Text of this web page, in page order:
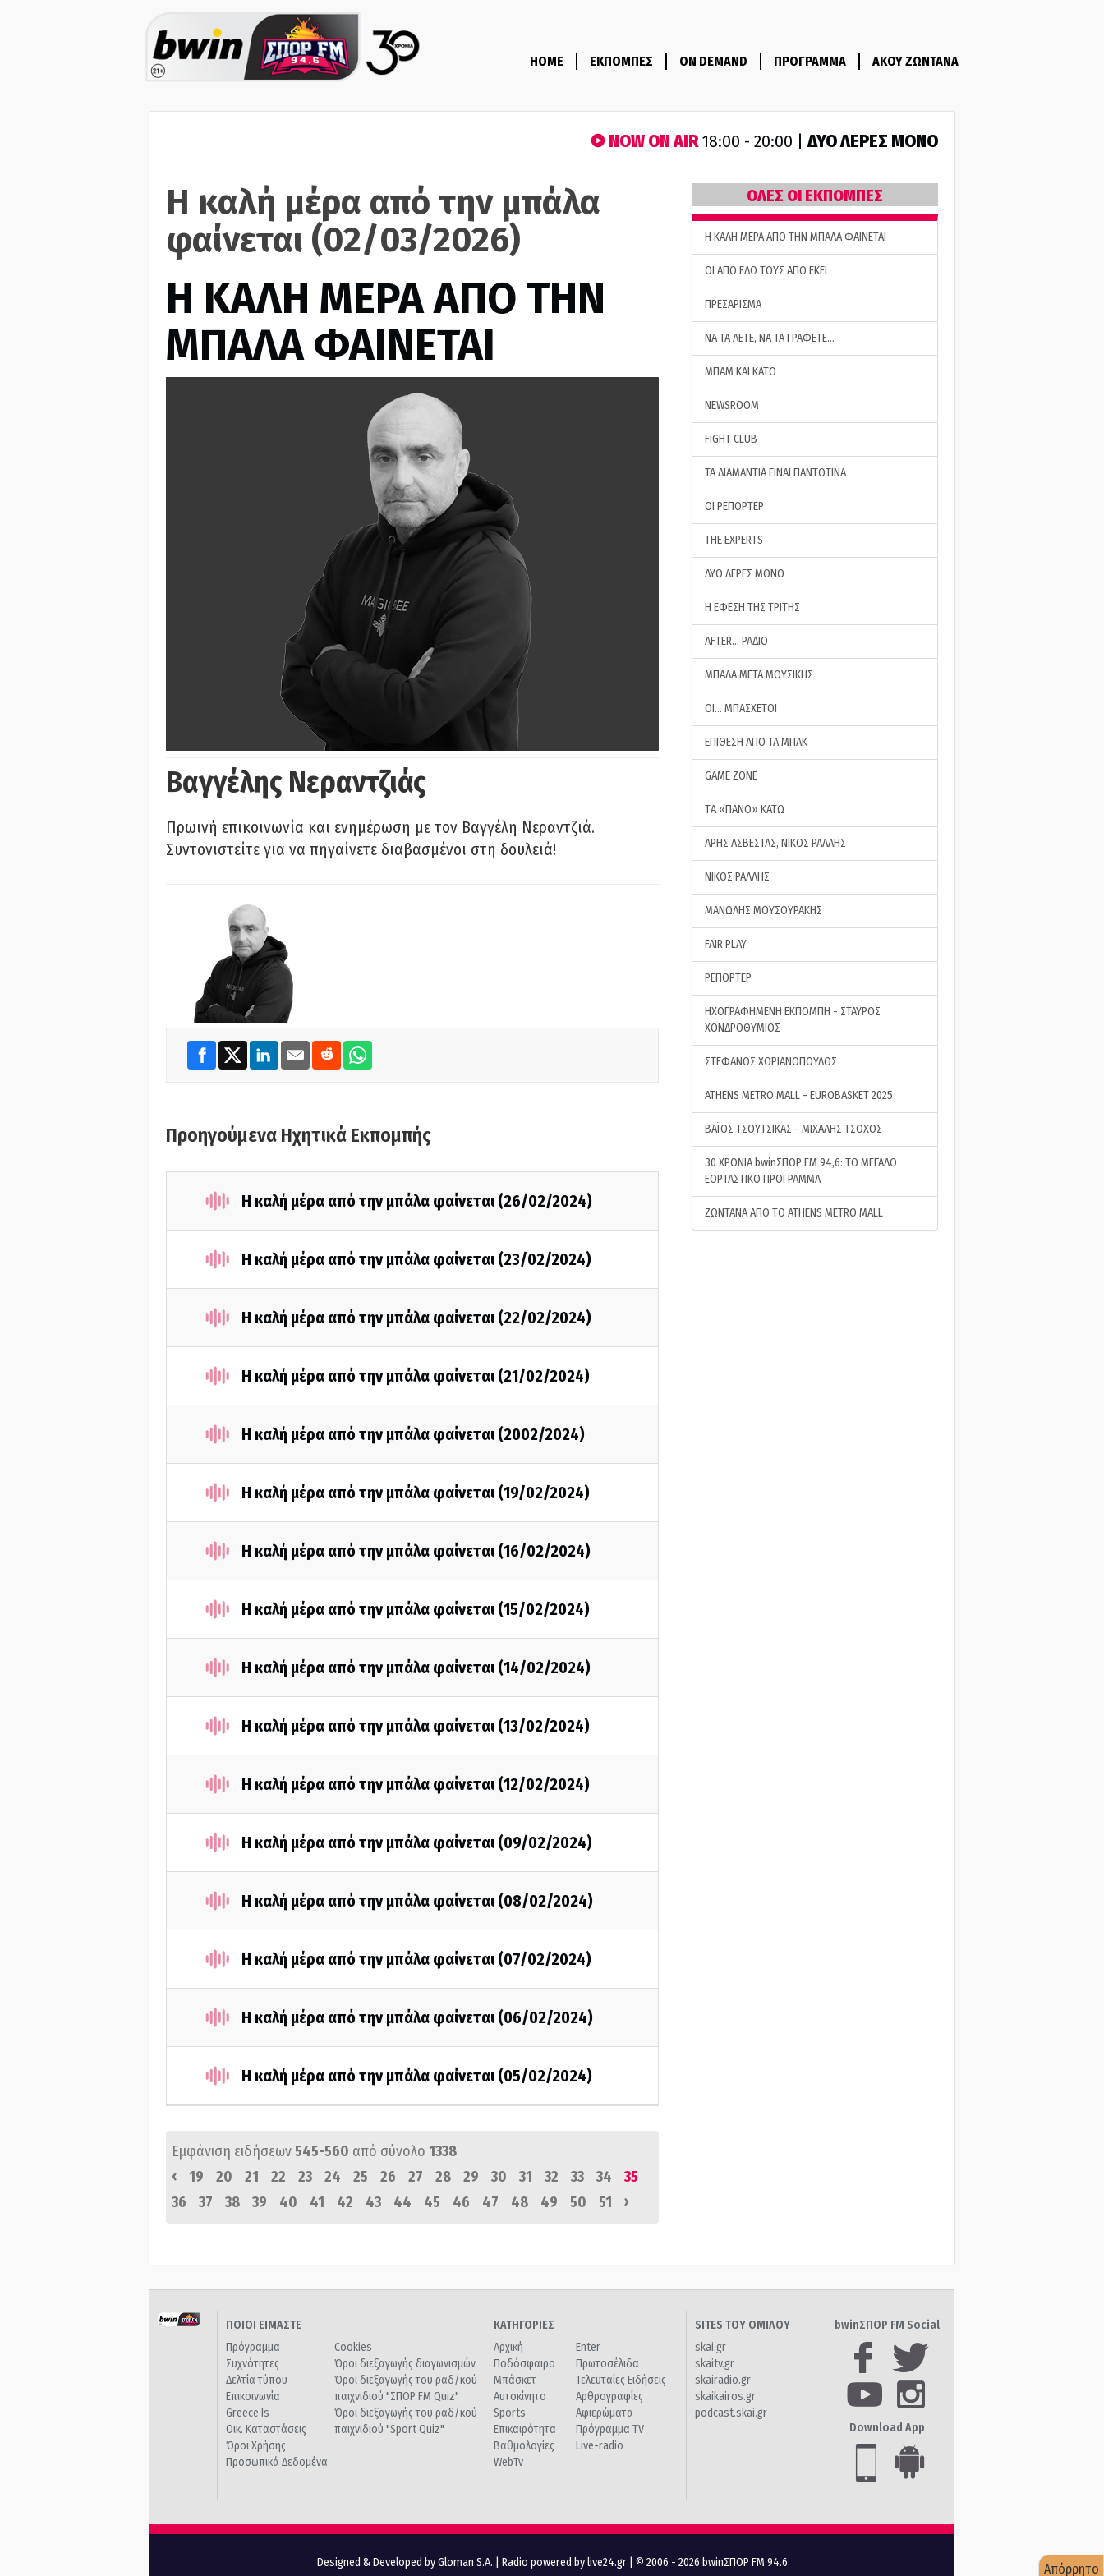
HOME ΕΚΠΟΜΠΕΣ ON DEMAND ΠΡΟΓΡΑΜΜΑ ΑΚΟΥ ΖΩΝΤΑΝΑ
NOW ON AIR18:00 - 20:00 |ΔΥΟ ΛΕΡΕΣ ΜΟΝΟ
Η καλή μέρα από την μπάλα
φαίνεται (02/03/2026)
H ΚΑΛΗ ΜΕΡΑ ΑΠΟ ΤΗΝ
ΜΠΑΛΑ ΦΑΙΝΕΤΑΙ
Βαγγέλης Νεραντζιάς
Πρωινή επικοινωνία και ενημέρωση με τον Βαγγέλη Νεραντζιά.
Συντονιστείτε για να πηγαίνετε διαβασμένοι στη δουλειά!
Προηγούμενα Ηχητικά Εκπομπής
Η καλή μέρα από την μπάλα φαίνεται (26/02/2024)
Η καλή μέρα από την μπάλα φαίνεται (23/02/2024)
Η καλή μέρα από την μπάλα φαίνεται (22/02/2024)
Η καλή μέρα από την μπάλα φαίνεται (21/02/2024)
Η καλή μέρα από την μπάλα φαίνεται (2002/2024)
Η καλή μέρα από την μπάλα φαίνεται (19/02/2024)
Η καλή μέρα από την μπάλα φαίνεται (16/02/2024)
Η καλή μέρα από την μπάλα φαίνεται (15/02/2024)
Η καλή μέρα από την μπάλα φαίνεται (14/02/2024)
Η καλή μέρα από την μπάλα φαίνεται (13/02/2024)
Η καλή μέρα από την μπάλα φαίνεται (12/02/2024)
Η καλή μέρα από την μπάλα φαίνεται (09/02/2024)
Η καλή μέρα από την μπάλα φαίνεται (08/02/2024)
Η καλή μέρα από την μπάλα φαίνεται (07/02/2024)
Η καλή μέρα από την μπάλα φαίνεται (06/02/2024)
Η καλή μέρα από την μπάλα φαίνεται (05/02/2024)
Εμφάνιση ειδήσεων545-560 από σύνολο 1338
‹
19 20 21 22 23 24 25 26 27 28 29 30 31 32 33 34
35
36
37 38 39 40 41 42 43 44 45 46 47 48 49 50 51 ›
ΟΛΕΣ ΟΙ ΕΚΠΟΜΠΕΣ
H ΚΑΛΗ ΜΕΡΑ ΑΠΟ ΤΗΝ ΜΠΑΛΑ ΦΑΙΝΕΤΑΙ
ΟΙ ΑΠΟ ΕΔΩ ΤΟΥΣ ΑΠΟ ΕΚΕΙ
ΠΡΕΣΑΡΙΣΜΑ
ΝΑ ΤΑ ΛΕΤΕ, ΝΑ ΤΑ ΓΡΑΦΕΤΕ…
ΜΠΑΜ ΚΑΙ ΚΑΤΩ
NEWSROOM
FIGHT CLUB
ΤΑ ΔΙΑΜΑΝΤΙΑ ΕΙΝΑΙ ΠΑΝΤΟΤΙΝΑ
ΟΙ ΡΕΠΟΡΤΕΡ
THE EXPERTS
ΔΥΟ ΛΕΡΕΣ ΜΟΝΟ
Η ΕΦΕΣΗ ΤΗΣ ΤΡΙΤΗΣ
AFTER… ΡΑΔΙΟ
ΜΠΑΛΑ ΜΕΤΑ ΜΟΥΣΙΚΗΣ
ΟΙ… ΜΠΑΣΧΕΤΟΙ
ΕΠΙΘΕΣΗ ΑΠΟ ΤΑ ΜΠΑΚ
GAME ZONE
ΤA «ΠΑΝΟ» ΚΑΤΩ
ΑΡΗΣ ΑΣΒΕΣΤΑΣ, ΝΙΚΟΣ ΡΑΛΛΗΣ
ΝΙΚΟΣ ΡΑΛΛΗΣ
ΜΑΝΩΛΗΣ ΜΟΥΣΟΥΡΑΚΗΣ
FAIR PLAY
ΡΕΠΟΡΤΕΡ
ΗΧΟΓΡΑΦΗΜΕΝΗ ΕΚΠΟΜΠΗ - ΣΤΑΥΡΟΣ
ΧΟΝΔΡΟΘΥΜΙΟΣ
ΣΤΕΦΑΝΟΣ ΧΩΡΙΑΝΟΠΟΥΛΟΣ
ATHENS METRO MALL - EUROBASKET 2025
ΒΑΪΟΣ ΤΣΟΥΤΣΙΚΑΣ - ΜΙΧΑΛΗΣ ΤΣΟΧΟΣ
30 ΧΡΟΝΙΑ bwinΣΠΟΡ FM 94,6: ΤΟ ΜΕΓΑΛΟ
ΕΟΡΤΑΣΤΙΚΟ ΠΡΟΓΡΑΜΜΑ
ΖΩΝΤΑΝΑ ΑΠΟ ΤΟ ATHENS METRO MALL
ΠΟΙΟΙ ΕΙΜΑΣΤΕ
Πρόγραμμα
Συχνότητες
Δελτία τύπου
Επικοινωνία
Greece Is
Οικ. Καταστάσεις
Όροι Χρήσης
Προσωπικά Δεδομένα
Cookies
Όροι διεξαγωγής διαγωνισμών
Όροι διεξαγωγής του ραδ/κού
παιχνιδιού "ΣΠΟΡ FM Quiz"
Όροι διεξαγωγής του ραδ/κού
παιχνιδιού "Sport Quiz"
ΚΑΤΗΓΟΡΙΕΣ
Αρχική
Ποδόσφαιρο
Μπάσκετ
Αυτοκίνητο
Sports
Επικαιρότητα
Βαθμολογίες
WebTv
Enter
Πρωτοσέλιδα
Τελευταίες Ειδήσεις
Αρθρογραφίες
Αφιερώματα
Πρόγραμμα TV
Live-radio
SITES ΤΟΥ ΟΜΙΛΟΥ
skai.gr
skaitv.gr
skairadio.gr
skaikairos.gr
podcast.skai.gr
bwinΣΠΟΡ FM Social
Download App
Designed & Developed by Gloman S.A. Radio powered by live24.gr | © 2006 - 2026 bwinΣΠΟΡ FM 94.6 Απόρρητο